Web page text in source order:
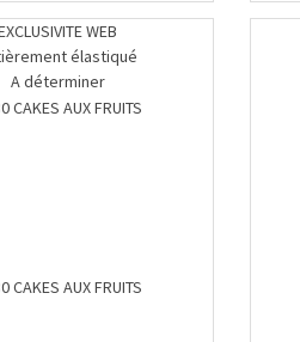
WEB
élastiqué
A déterminer